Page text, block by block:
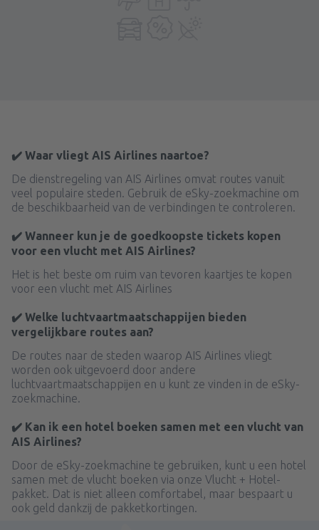
✔️ Waar vliegt AIS Airlines naartoe?
De dienstregeling van AIS Airlines omvat routes vanuit
veel populaire steden. Gebruik de eSky-zoekmachine om
de beschikbaarheid van de verbindingen te controleren.
✔️ Wanneer kun je de goedkoopste tickets kopen
voor een vlucht met AIS Airlines?
Het is het beste om ruim van tevoren kaartjes te kopen
voor een vlucht met AIS Airlines
✔️ Welke luchtvaartmaatschappijen bieden
vergelijkbare routes aan?
De routes naar de steden waarop AIS Airlines vliegt
worden ook uitgevoerd door andere
luchtvaartmaatschappijen en u kunt ze vinden in de eSky-
zoekmachine.
✔️ Kan ik een hotel boeken samen met een vlucht van
AIS Airlines?
Door de eSky-zoekmachine te gebruiken, kunt u een hotel
samen met de vlucht boeken via onze Vlucht + Hotel-
pakket. Dat is niet alleen comfortabel, maar bespaart u
ook geld dankzij de pakketkortingen.